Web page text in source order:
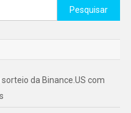
Pesquisar
por:
da Binance.US com